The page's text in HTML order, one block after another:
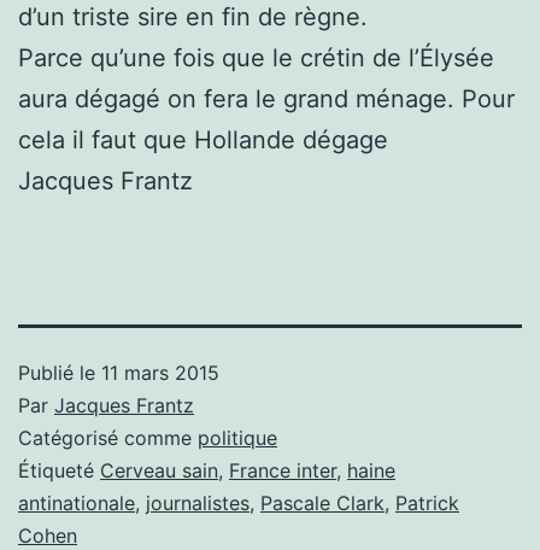
d’un triste sire en fin de règne.
Parce qu’une fois que le crétin de l’Élysée
aura dégagé on fera le grand ménage. Pour
cela il faut que Hollande dégage
Jacques Frantz
Publié le 11 mars 2015
Par Jacques Frantz
Catégorisé comme politique
Étiqueté Cerveau sain, France inter, haine
antinationale, journalistes, Pascale Clark, Patrick
Cohen